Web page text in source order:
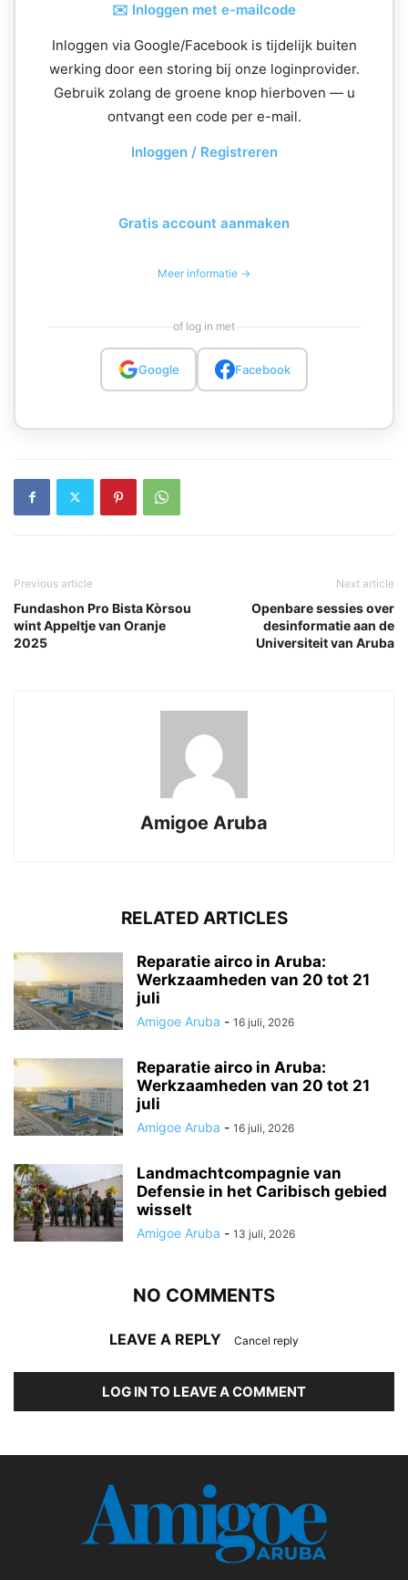
✉️ Inloggen met e-mailcode
Inloggen via Google/Facebook is tijdelijk buiten
werking door een storing bij onze loginprovider.
Gebruik zolang de groene knop hierboven — u
ontvangt een code per e-mail.
Inloggen / Registreren
Gratis account aanmaken
Meer informatie →
of log in met
Google Facebook
Previous article
Fundashon Pro Bista Kòrsou
wint Appeltje van Oranje
2025
Next article
Openbare sessies over
desinformatie aan de
Universiteit van Aruba
Amigoe Aruba
RELATED ARTICLES
Reparatie airco in Aruba:
Werkzaamheden van 20 tot 21
juli
Amigoe Aruba - 16 juli, 2026
Reparatie airco in Aruba:
Werkzaamheden van 20 tot 21
juli
Amigoe Aruba - 16 juli, 2026
Landmachtcompagnie van
Defensie in het Caribisch gebied
wisselt
Amigoe Aruba - 13 juli, 2026
NO COMMENTS
LEAVE A REPLY Cancel reply
LOG IN TO LEAVE A COMMENT